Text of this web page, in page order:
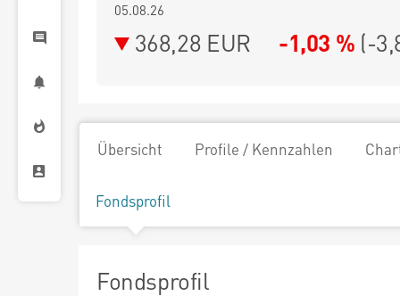
05.08.26
368,28 EUR -1,03 % (-
Übersicht Profile / Kennzahlen
Fondsprofil
Fondsprofil